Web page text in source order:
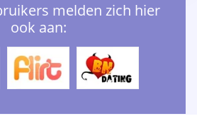
melden zich hier
ook aan: